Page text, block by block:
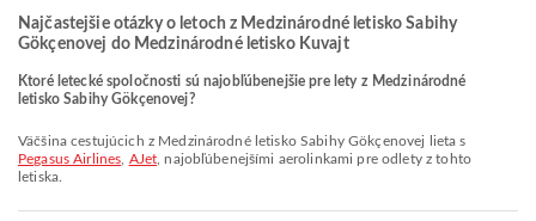
Najčastejšie otázky o letoch z Medzinárodné letisko Sabihy
Gökçenovej do Medzinárodné letisko Kuvajt
Ktoré letecké spoločnosti sú najobľúbenejšie pre lety z Medzinárodné
letisko Sabihy Gökçenovej?
Väčšina cestujúcich z Medzinárodné letisko Sabihy Gökçenovej lieta s
Pegasus Airlines AJet , najobľúbenejšími aerolinkami pre odlety z tohto
letiska.